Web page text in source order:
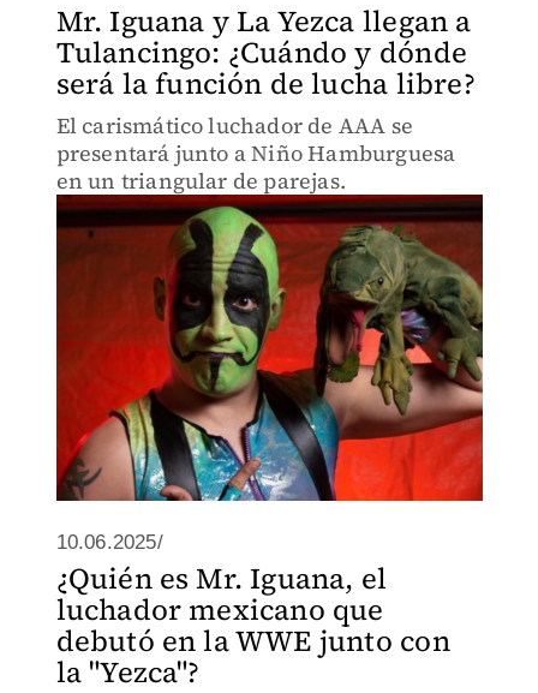
Mr. Iguana y La Yezca llegan a
Tulancingo: ¿Cuándo y dónde
será la función de lucha libre?
El carismático luchador de AAA se
presentará junto a Niño Hamburguesa
en un triangular de parejas.
10.06.2025/
¿Quién es Mr. Iguana, el
luchador mexicano que
debutó en la WWE junto con
la "Yezca"?